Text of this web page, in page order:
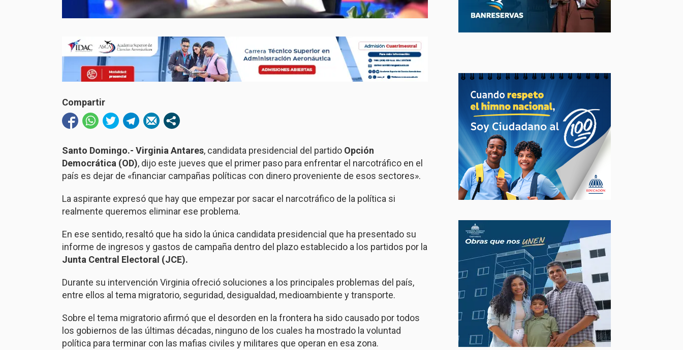
Compartir
Santo Domingo.- Virginia Antares, candidata presidencial del partido Opción
Democrática (OD), dijo este jueves que el primer paso para enfrentar el narcotráfico en el
país es dejar de «financiar campañas políticas con dinero proveniente de esos sectores».
La aspirante expresó que hay que empezar por sacar el narcotráfico de la política si
realmente queremos eliminar ese problema.
En ese sentido, resaltó que ha sido la única candidata presidencial que ha presentado su
informe de ingresos y gastos de campaña dentro del plazo establecido a los partidos por la
Junta Central Electoral (JCE).
Durante su intervención Virginia ofreció soluciones a los principales problemas del país,
entre ellos al tema migratorio, seguridad, desigualdad, medioambiente y transporte.
Sobre el tema migratorio afirmó que el desorden en la frontera ha sido causado por todos
los gobiernos de las últimas décadas, ninguno de los cuales ha mostrado la voluntad
política para terminar con las mafias civiles y militares que operan en esa zona.